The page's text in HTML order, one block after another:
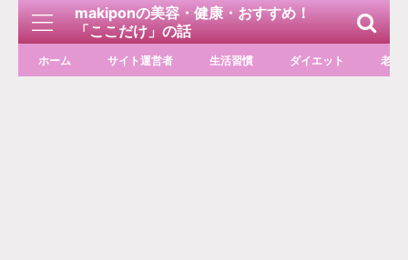
makiponの美容・健康・おすすめ！
「ここだけ」の話
ホーム サイト運営者 生活習慣 ダイエット 老化